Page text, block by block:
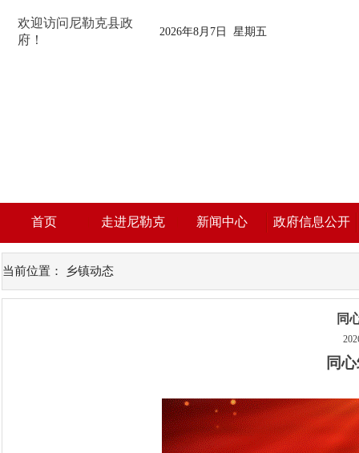
欢迎访问尼勒克县政
府！
2026年8月7日 星期五
首页 走进尼勒克 新闻中心 政府信息公开
当前位置： 乡镇动态
同
同